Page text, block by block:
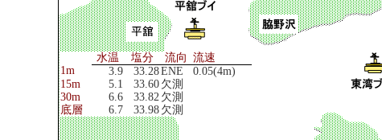
水温 塩分 流向 流速
1m
3.9 33.28ENE
0.05(4m)
15m
5.1 33.60 欠測
30m
6.6 33.82 欠測
底層
6.7 33.98 欠測